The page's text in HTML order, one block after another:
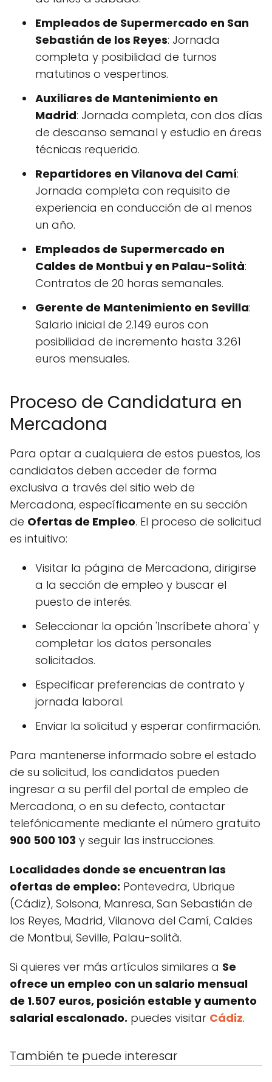
Empleados de Supermercado en San
Sebastián de los Reyes: Jornada
completa y posibilidad de turnos
matutinos o vespertinos.
Auxiliares de Mantenimiento en
Madrid: Jornada completa, con dos días
de descanso semanal y estudio en áreas
técnicas requerido.
Repartidores en Vilanova del Camí:
Jornada completa con requisito de
experiencia en conducción de al menos
un año.
Empleados de Supermercado en
Caldes de Montbui y en Palau-Solità:
Contratos de 20 horas semanales.
Gerente de Mantenimiento en Sevilla:
Salario inicial de 2.149 euros con
posibilidad de incremento hasta 3.261
euros mensuales.
Proceso de Candidatura en
Mercadona
Para optar a cualquiera de estos puestos, los
candidatos deben acceder de forma
exclusiva a través del sitio web de
Mercadona, específicamente en su sección
de Ofertas de Empleo. El proceso de solicitud
es intuitivo:
Visitar la página de Mercadona, dirigirse
a la sección de empleo y buscar el
puesto de interés.
Seleccionar la opción 'Inscríbete ahora' y
completar los datos personales
solicitados.
Especificar preferencias de contrato y
jornada laboral.
Enviar la solicitud y esperar confirmación.
Para mantenerse informado sobre el estado
de su solicitud, los candidatos pueden
ingresar a su perfil del portal de empleo de
Mercadona, o en su defecto, contactar
telefónicamente mediante el número gratuito
900 500 103 y seguir las instrucciones.
Localidades donde se encuentran las
ofertas de empleo: Pontevedra, Ubrique
(Cádiz), Solsona, Manresa, San Sebastián de
los Reyes, Madrid, Vilanova del Camí, Caldes
de Montbui, Seville, Palau-solità.
Si quieres ver más artículos similares a Se
ofrece un empleo con un salario mensual
de 1.507 euros, posición estable y aumento
salarial escalonado. puedes visitar Cádiz.
También te puede interesar